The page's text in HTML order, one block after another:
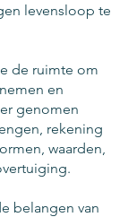
levensloop te
de ruimte om
en
genomen
rekening
waarden,
belangen van